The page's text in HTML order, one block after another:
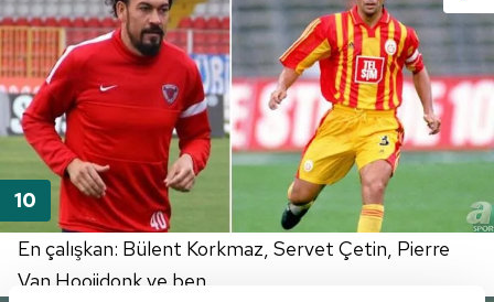
En çalışkan: Bülent Korkmaz, Servet Çetin, Pierre
Van Hooijdonk ve ben...